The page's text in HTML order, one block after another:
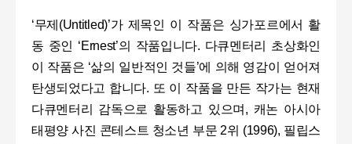
‘무제 (Untitled)’가 제목인 이 작품은 싱가포르에서 활
동 중인 ‘Ernest’의 작품입니다. 다큐멘터리 초상화인
이 작품은 ‘삶의 일반적인 것들’에 의해 영감이 얻어져
탄생되었다고 합니다. 또 이 작품을 만든 작가는 현재
다큐멘터리 감독으로 활동하고 있으며 , 캐논 아시아
태평양 사진 콘테스트 청소년 부문 2위 (1996), 필립스